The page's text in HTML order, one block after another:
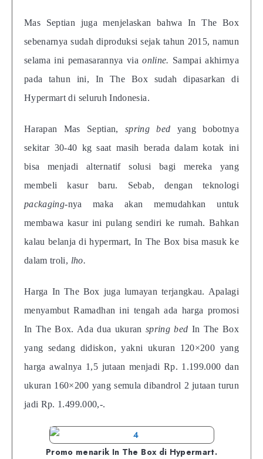
Mas Septian juga menjelaskan bahwa In The Box
sebenarnya sudah diproduksi sejak tahun 2015, namun
selama ini pemasarannya viaonline. Sampai akhirnya
pada tahun ini, In The Box sudah dipasarkan di
Hypermart di seluruh Indonesia.
Harapan Mas Septian, spring bed yang bobotnya
sekitar 30-40 kg saat masih berada dalam kotak ini
bisa menjadi alternatif solusi bagi mereka yang
membeli kasur baru. Sebab, dengan teknologi
packaging-nya maka akan memudahkan untuk
membawa kasur ini pulang sendiri ke rumah. Bahkan
kalau belanja di hypermart, In The Box bisa masuk ke
dalam troli, lho.
Harga In The Box juga lumayan terjangkau. Apalagi
menyambut Ramadhan ini tengah ada harga promosi
In The Box. Ada dua ukuran spring bed In The Box
yang sedang didiskon, yakni ukuran 120×200 yang
harga awalnya 1,5 jutaan menjadi Rp. 1.199.000 dan
ukuran 160×200 yang semula dibandrol 2 jutaan turun
jadi Rp. 1.499.000,-.
Promo menarik In The Box di Hypermart.